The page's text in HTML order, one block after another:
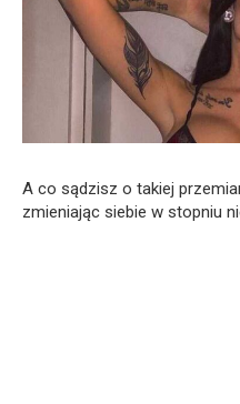
A co sądzisz o takiej
zmieniając siebie w stopniu